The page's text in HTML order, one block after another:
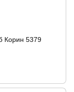
Корин 5379